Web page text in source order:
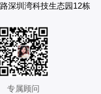
深圳湾科技生态园12栋
专属顾问